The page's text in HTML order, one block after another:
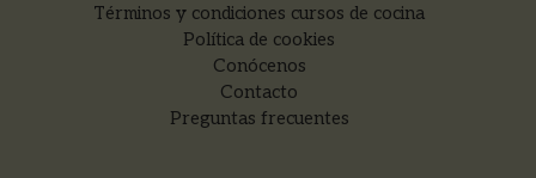
Términos y condiciones cursos de cocina
Política de cookies
Conócenos
Contacto
Preguntas frecuentes